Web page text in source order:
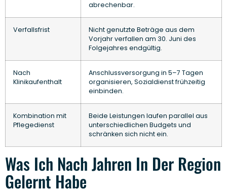
abrechenbar.
Verfallsfrist
Nicht genutzte Beträge aus dem
Vorjahr verfallen am 30. Juni des
Folgejahres endgültig.
Nach
Klinikaufenthalt
Anschlussversorgung in 5–7 Tagen
organisieren, Sozialdienst frühzeitig
einbinden.
Kombination mit
Pflegedienst
Beide Leistungen laufen parallel aus
unterschiedlichen Budgets und
schränken sich nicht ein.
Was Ich Nach Jahren In Der Region
Gelernt Habe